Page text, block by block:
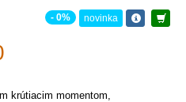
- 0% novinka
krútiacim momentom,